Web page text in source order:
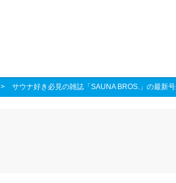
> サウナ好き必見の雑誌「SAUNA BROS.」の最新